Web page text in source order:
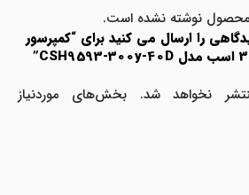
محصول نوشته نشده است.
را ارسال می کنید برای “کمپرسور
نخواهد شد.
بخش‌های موردنیاز